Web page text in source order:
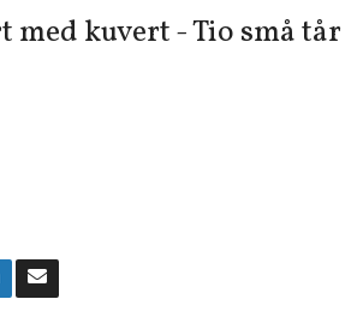
med kuvert - Tio små tår